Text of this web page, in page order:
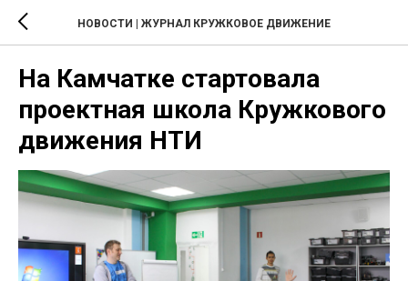
НОВОСТИ | ЖУРНАЛ КРУЖКОВОЕ ДВИЖЕНИЕ
На Камчатке стартовала
проектная школа Кружкового
движения НТИ